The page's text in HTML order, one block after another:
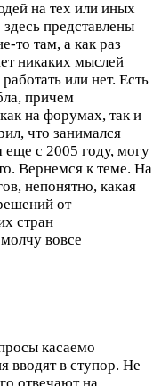
на тех или иных
представлены
то там, а как раз
никаких мыслей
или нет. Есть
причем
на форумах, так и
что занимался
еще с 2005 году, могу
Вернемся к теме. На
непонятно, какая
от
стран
вовсе
касаемо
вводят в ступор. Не